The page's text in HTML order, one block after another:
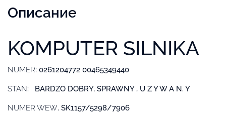
Описание
KOMPUTER SILNIKA
NUMER: 0261204772 00465349440
STAN: BARDZO DOBRY, SPRAWNY , U Z Y W A N. Y
NUMER WEW. SK1157/5298/7906